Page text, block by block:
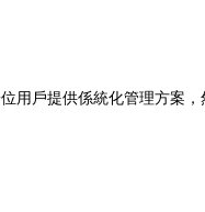
用戶提供係統化管理方案